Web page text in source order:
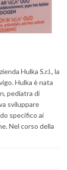
Hulka S.r.l., la
Hulka è nata
pediatra di
sviluppare
specifico ai
Nel corso della